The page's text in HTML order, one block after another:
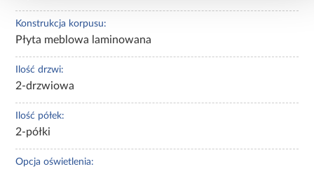
Konstrukcja korpusu:
Płyta meblowa laminowana
Ilość drzwi:
2-drzwiowa
Ilość półek:
2-półki
Opcja oświetlenia: